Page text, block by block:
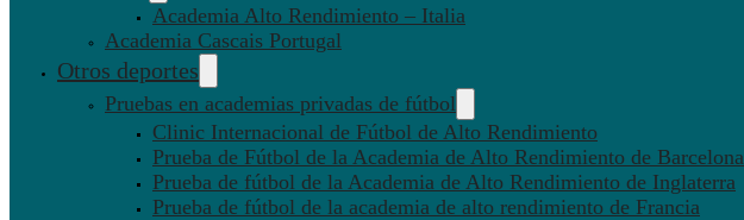
Academia Alto Rendimiento – Italia
Academia Cascais Portugal
Otros deportes
Pruebas en academias privadas de fútbol
Clinic Internacional de Fútbol de Alto Rendimiento
Prueba de Fútbol de la Academia de Alto Rendimiento de Barcelona
Prueba de fútbol de la Academia de Alto Rendimiento de Inglaterra
Prueba de fútbol de la academia de alto rendimiento de Francia